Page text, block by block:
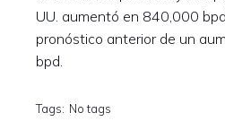
UU. aumentó en 840,000
pronóstico anterior de un
bpd.
Tags: No tags